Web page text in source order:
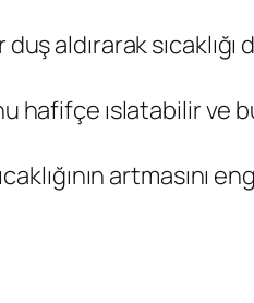
duş aldırarak
ıslatabilir ve
artmasını